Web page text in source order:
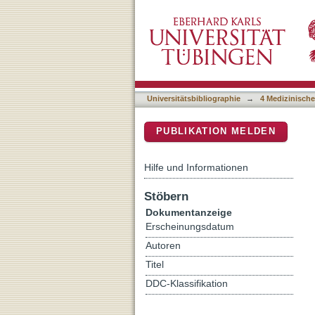
Proteomic analysis
dementia subtypes
Universitätsbibliographie → 4
PUBLIKATION MELDEN
Hilfe und Informationen
Stöbern
Dokumentanzeige
Erscheinungsdatum
Autoren
Titel
DDC-Klassifikation